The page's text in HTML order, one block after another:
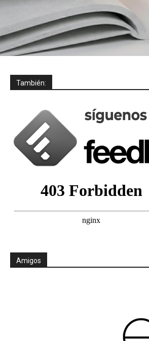
También:
Amigos